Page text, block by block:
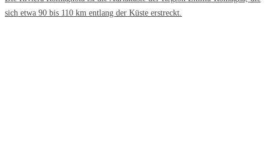
sich etwa 90 bis 110 km entlang der Küste erstreckt.